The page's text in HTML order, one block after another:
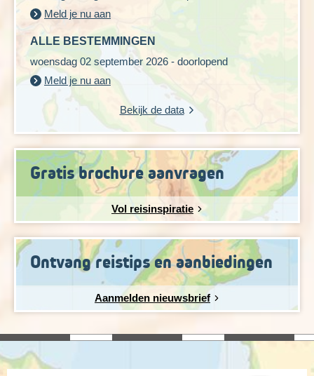
Lengte: ca. 14,5 km
Wandelduur: ± 4 uur (ex stops)
Hoogteverschil: ± 260 meter stijgen en 220 meter dalen
Zwaarte: 2 schoentjes
Ondergrond: gravelpad met wat lastige passages over
keien en een klein stukje strand
Meld je nu aan
ALLE BESTEMMINGEN
woensdag 02 september 2026 - doorlopend
Meld je nu aan
Bekijk de data
Gratis brochure aanvragen
Vol reisinspiratie
Ontvang reistips en aanbiedingen
Aanmelden nieuwsbrief